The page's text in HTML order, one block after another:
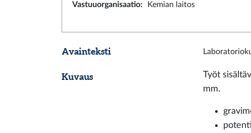
Vastuuorganisaatio: Kemian laitos
Avainteksti
Kuvaus
Työt
mm.